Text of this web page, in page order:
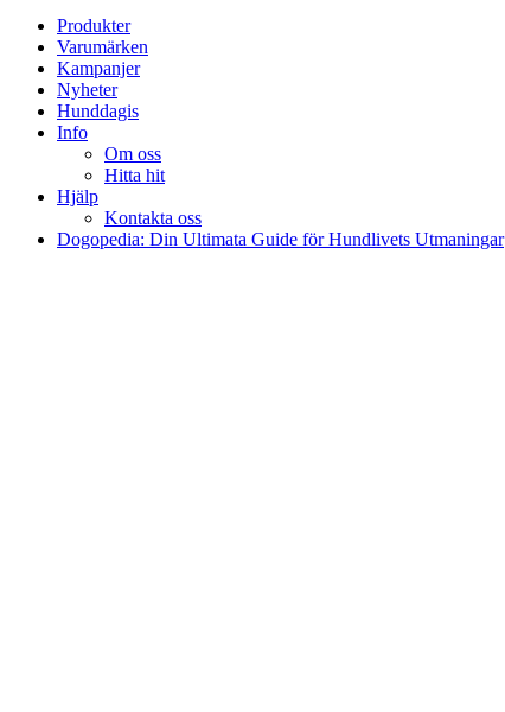
Produkter
Varumärken
Kampanjer
Nyheter
Hunddagis
Info
Om oss
Hitta hit
Hjälp
Kontakta oss
Dogopedia: Din Ultimata Guide för Hundlivets Utmaningar